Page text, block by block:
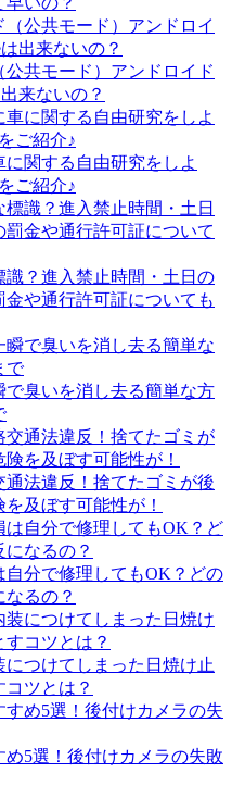
共モード）アンドロイド
来ないの？
関する自由研究をしよ
ご紹介♪
？進入禁止時間・土日の
や通行許可証についても
臭いを消し去る簡単な方
法違反！捨てたゴミが後
及ぼす可能性が！
分で修理してもOK？どの
るの？
つけてしまった日焼け止
ツとは？
5選！後付けカメラの失敗